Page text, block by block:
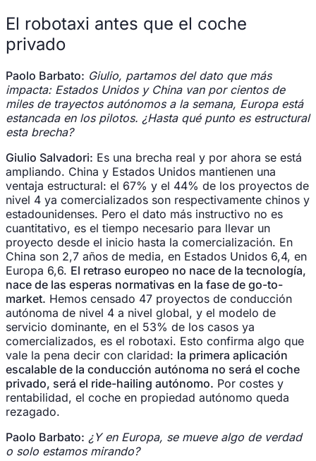
El robotaxi antes que el coche
privado
Paolo Barbato: Giulio, partamos del dato que más
impacta: Estados Unidos y China van por cientos de
miles de trayectos autónomos a la semana, Europa está
estancada en los pilotos. ¿Hasta qué punto es estructural
esta brecha?
Giulio Salvadori: Es una brecha real y por ahora se está
ampliando. China y Estados Unidos mantienen una
ventaja estructural: el 67% y el 44% de los proyectos de
nivel 4 ya comercializados son respectivamente chinos y
estadounidenses. Pero el dato más instructivo no es
cuantitativo, es el tiempo necesario para llevar un
proyecto desde el inicio hasta la comercialización. En
China son 2,7 años de media, en Estados Unidos 6,4, en
Europa 6,6. El retraso europeo no nace de la tecnología,
nace de las esperas normativas en la fase de go-to-
market. Hemos censado 47 proyectos de conducción
autónoma de nivel 4 a nivel global, y el modelo de
servicio dominante, en el 53% de los casos ya
comercializados, es el robotaxi. Esto confirma algo que
vale la pena decir con claridad: la primera aplicación
escalable de la conducción autónoma no será el coche
privado, será el ride-hailing autónomo. Por costes y
rentabilidad, el coche en propiedad autónomo queda
rezagado.
Paolo Barbato: ¿Y en Europa, se mueve algo de verdad
o solo estamos mirando?